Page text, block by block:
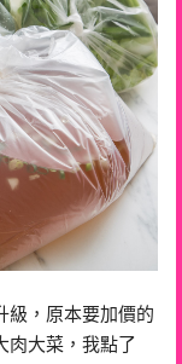
級，原本要加價的
肉大菜，我點了